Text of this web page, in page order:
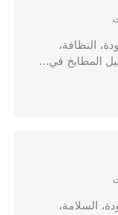
النظافة،
المطابخ في…
السلامة،